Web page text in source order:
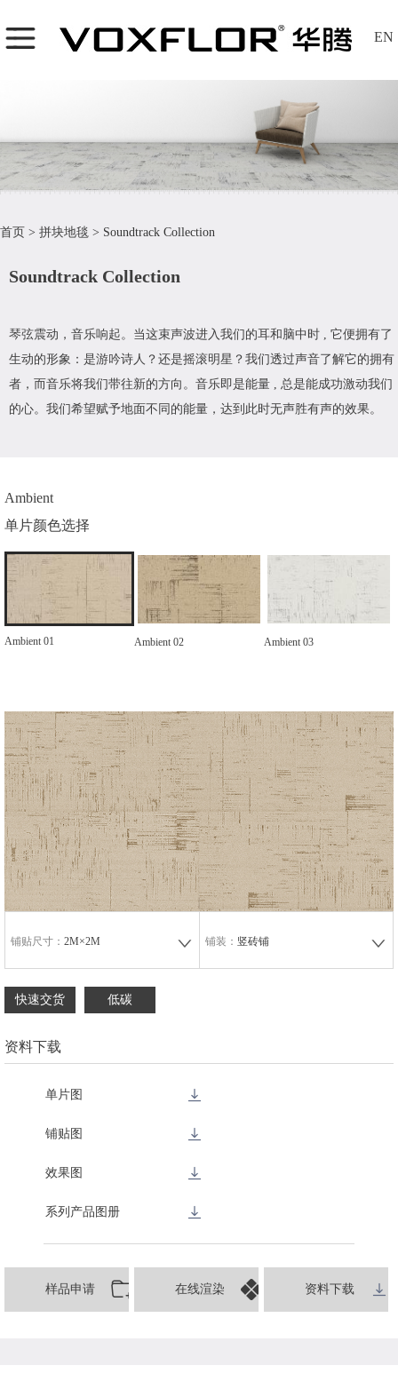
EN
首页 > 拼块地毯 > Soundtrack Collection
Soundtrack Collection
琴弦震动，音乐响起。当这束声波进入我们的耳和脑中时 , 它便拥有了
生动的形象：是游吟诗人？还是摇滚明星？我们透过声音了解它的拥有
者，而音乐将我们带往新的方向。音乐即是能量 , 总是能成功激动我们
的心。我们希望赋予地面不同的能量，达到此时无声胜有声的效果。
Ambient
单片颜色选择
Ambient 01 Ambient 02 Ambient 03
铺贴尺寸： 2M×2M 铺装： 竖砖铺
快速交货 低碳
资料下载
单片图
铺贴图
效果图
系列产品图册
样品申请 在线渲染 资料下载